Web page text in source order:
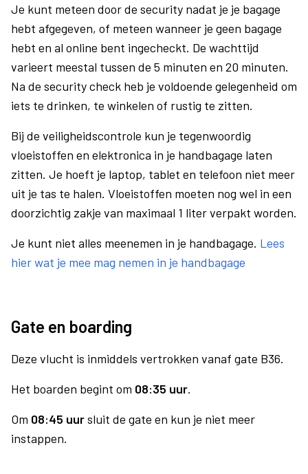
Je kunt meteen door de security nadat je je bagage
hebt afgegeven, of meteen wanneer je geen bagage
hebt en al online bent ingecheckt. De wachttijd
varieert meestal tussen de 5 minuten en 20 minuten.
Na de security check heb je voldoende gelegenheid om
iets te drinken, te winkelen of rustig te zitten.
Bij de veiligheidscontrole kun je tegenwoordig
vloeistoffen en elektronica in je handbagage laten
zitten. Je hoeft je laptop, tablet en telefoon niet meer
uit je tas te halen. Vloeistoffen moeten nog wel in een
doorzichtig zakje van maximaal 1 liter verpakt worden.
Je kunt niet alles meenemen in je handbagage. Lees
hier wat je mee mag nemen in je handbagage
Gate en boarding
Deze vlucht is inmiddels vertrokken vanaf gate B36.
Het boarden begint om 08:35 uur.
Om 08:45 uursluit de gate en kun je niet meer
instappen.